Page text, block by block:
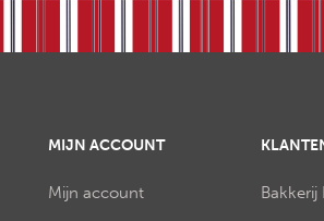
MIJN ACCOUNT
Mijn account
Bakkerij